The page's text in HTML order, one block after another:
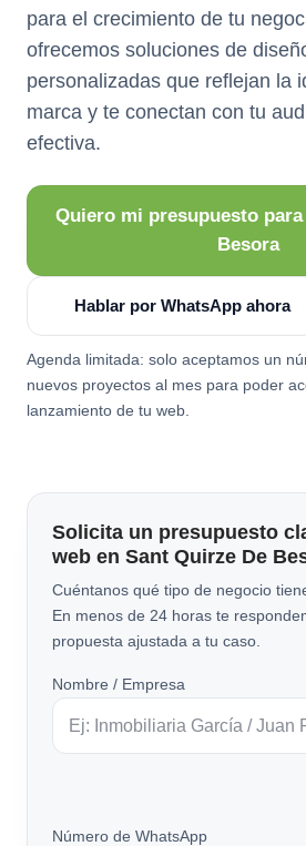
para el crecimiento de tu
ofrecemos soluciones de
personalizadas que reflejan la
marca y te conectan con tu
efectiva.
Quiero mi presupuesto
Besora
Hablar por WhatsApp ahora
Agenda limitada: solo aceptamos un
nuevos proyectos al mes para poder
lanzamiento de tu web.
Solicita un presupuesto
web en Sant Quirze De
Cuéntanos qué tipo de negocio
En menos de 24 horas te
propuesta ajustada a tu caso.
Nombre / Empresa
Número de WhatsApp